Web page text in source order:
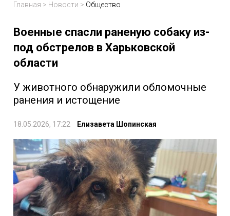
Главная > Новости > Общество
Военные спасли раненую собаку из-
под обстрелов в Харьковской
области
У животного обнаружили обломочные
ранения и истощение
18.05.2026, 17:22 Елизавета Шопинская